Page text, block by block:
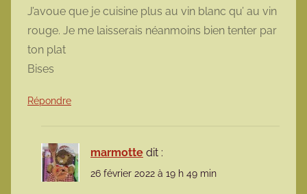
J’avoue que je cuisine plus au vin blanc qu’ au vin
rouge. Je me laisserais néanmoins bien tenter par
ton plat
Bises
Répondre
marmotte dit :
26 février 2022 à 19 h 49 min